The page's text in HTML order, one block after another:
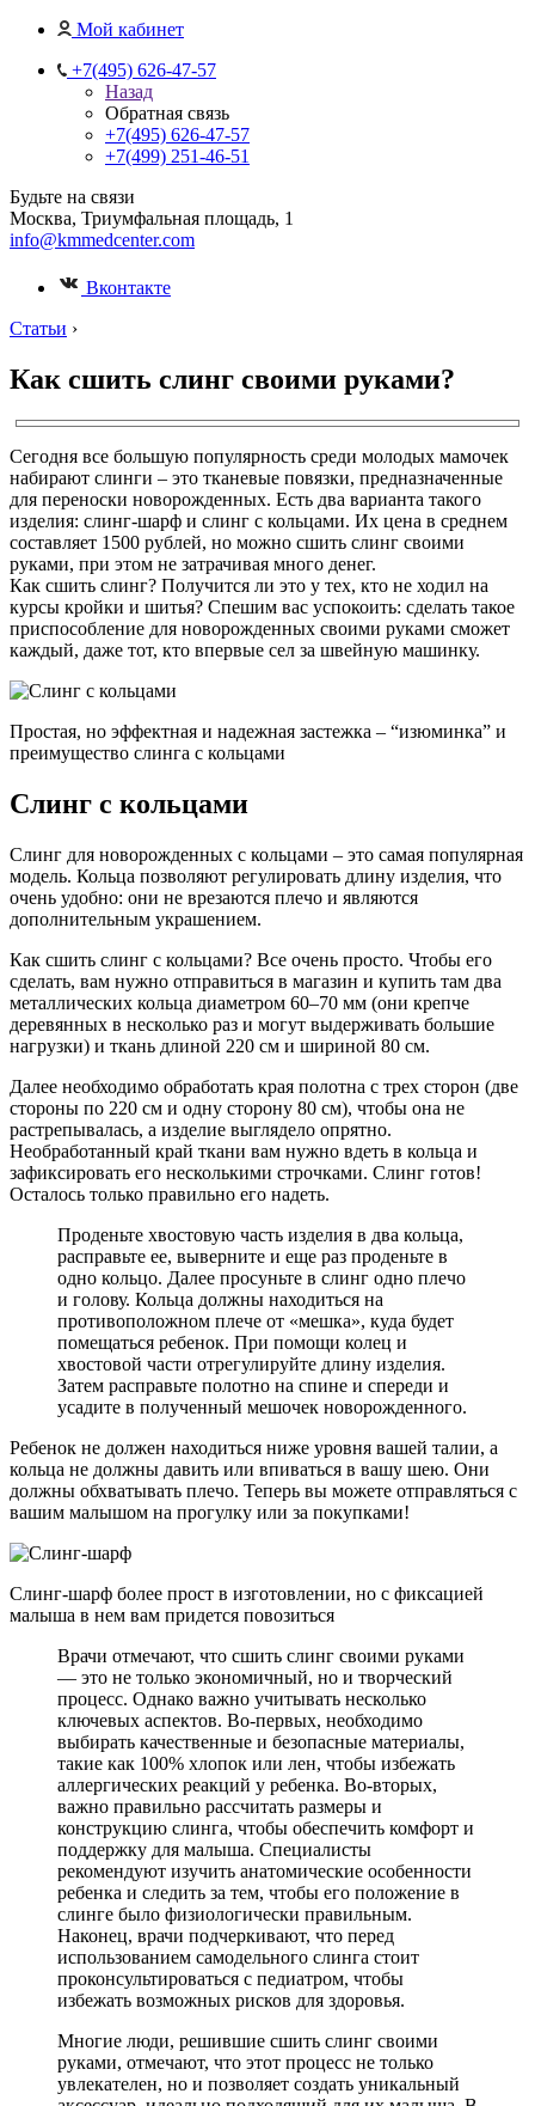
Мой кабинет
+7(495) 626-47-57
Назад
Обратная связь
+7(495) 626-47-57
+7(499) 251-46-51
Будьте на связи
Москва, Триумфальная площадь, 1
info@kmmedcenter.com
Вконтакте
Статьи ›
Как сшить слинг своими руками?
Сегодня все большую популярность среди молодых мамочек
набирают слинги – это тканевые повязки, предназначенные
для переноски новорожденных. Есть два варианта такого
изделия: слинг-шарф и слинг с кольцами. Их цена в среднем
составляет 1500 рублей, но можно сшить слинг своими
руками, при этом не затрачивая много денег.
Как сшить слинг? Получится ли это у тех, кто не ходил на
курсы кройки и шитья? Спешим вас успокоить: сделать такое
приспособление для новорожденных своими руками сможет
каждый, даже тот, кто впервые сел за швейную машинку.
Простая, но эффектная и надежная застежка – “изюминка” и
преимущество слинга с кольцами
Слинг с кольцами
Слинг для новорожденных с кольцами – это самая популярная
модель. Кольца позволяют регулировать длину изделия, что
очень удобно: они не врезаются плечо и являются
дополнительным украшением.
Как сшить слинг с кольцами? Все очень просто. Чтобы его
сделать, вам нужно отправиться в магазин и купить там два
металлических кольца диаметром 60–70 мм (они крепче
деревянных в несколько раз и могут выдерживать большие
нагрузки) и ткань длиной 220 см и шириной 80 см.
Далее необходимо обработать края полотна с трех сторон (две
стороны по 220 см и одну сторону 80 см), чтобы она не
растрепывалась, а изделие выглядело опрятно.
Необработанный край ткани вам нужно вдеть в кольца и
зафиксировать его несколькими строчками. Слинг готов!
Осталось только правильно его надеть.
Проденьте хвостовую часть изделия в два кольца,
расправьте ее, выверните и еще раз проденьте в
одно кольцо. Далее просуньте в слинг одно плечо
и голову. Кольца должны находиться на
противоположном плече от «мешка», куда будет
помещаться ребенок. При помощи колец и
хвостовой части отрегулируйте длину изделия.
Затем расправьте полотно на спине и спереди и
усадите в полученный мешочек новорожденного.
Ребенок не должен находиться ниже уровня вашей талии, а
кольца не должны давить или впиваться в вашу шею. Они
должны обхватывать плечо. Теперь вы можете отправляться с
вашим малышом на прогулку или за покупками!
Слинг-шарф более прост в изготовлении, но с фиксацией
малыша в нем вам придется повозиться
Врачи отмечают, что сшить слинг своими руками
— это не только экономичный, но и творческий
процесс. Однако важно учитывать несколько
ключевых аспектов. Во-первых, необходимо
выбирать качественные и безопасные материалы,
такие как 100% хлопок или лен, чтобы избежать
аллергических реакций у ребенка. Во-вторых,
важно правильно рассчитать размеры и
конструкцию слинга, чтобы обеспечить комфорт и
поддержку для малыша. Специалисты
рекомендуют изучить анатомические особенности
ребенка и следить за тем, чтобы его положение в
слинге было физиологически правильным.
Наконец, врачи подчеркивают, что перед
использованием самодельного слинга стоит
проконсультироваться с педиатром, чтобы
избежать возможных рисков для здоровья.
Многие люди, решившие сшить слинг своими
руками, отмечают, что этот процесс не только
увлекателен, но и позволяет создать уникальный